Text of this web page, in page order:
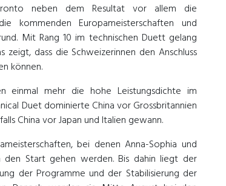
neben dem Resultat vor allem die
kommenden Europameisterschaften und
Mit Rang 10 im technischen Duett gelang
zeigt, dass die Schweizerinnen den Anschluss
können.
einmal mehr die hohe Leistungsdichte im
Duet dominierte China vor Grossbritannien
China vor Japan und Italien gewann.
bei denen Anna-Sophia und
den Start gehen werden. Bis dahin liegt der
der Programme und der Stabilisierung der